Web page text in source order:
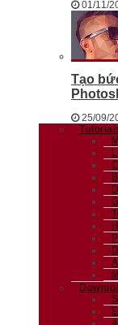
01/11/
Tạo
25/09/